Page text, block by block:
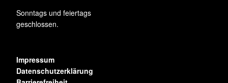
Sonntags und feiertags
geschlossen.
Impressum
Datenschutzerklärung